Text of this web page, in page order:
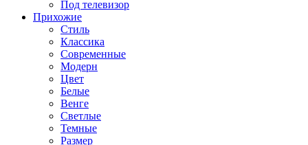
Под телевизор
Прихожие
Стиль
Классика
Современные
Модерн
Цвет
Белые
Венге
Светлые
Темные
Размер